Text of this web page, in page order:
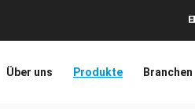
Über uns Produkte Branchen